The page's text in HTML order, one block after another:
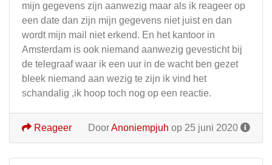
mijn gegevens zijn aanwezig maar als ik reageer op
een date dan zijn mijn gegevens niet juist en dan
wordt mijn mail niet erkend. En het kantoor in
Amsterdam is ook niemand aanwezig gevesticht bij
de telegraaf waar ik een uur in de wacht ben gezet
bleek niemand aan wezig te zijn ik vind het
schandalig ,ik hoop toch nog op een reactie.
DoorAnoniempjuh op 25 juni 2020
Reageer